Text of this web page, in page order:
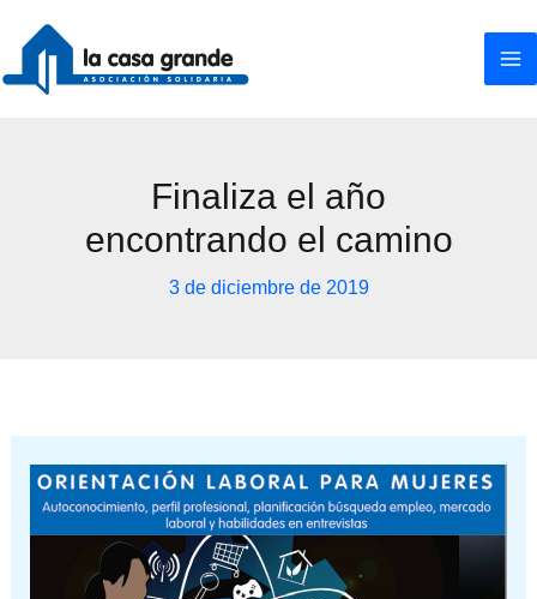
contenido
Finaliza el año
encontrando el camino
3 de diciembre de 2019